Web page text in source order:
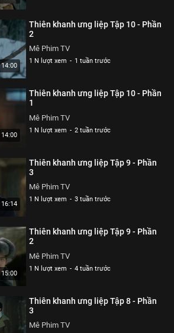
14:00
Thiên khanh ưng liệp Tập 10 - Phần
2
Mê Phim TV
1 N lượt xem - 1 tuần trước
14:00
Thiên khanh ưng liệp Tập 10 - Phần
1
Mê Phim TV
1 N lượt xem - 2 tuần trước
16:14
Thiên khanh ưng liệp Tập 9 - Phần
3
Mê Phim TV
1 N lượt xem - 3 tuần trước
15:00
Thiên khanh ưng liệp Tập 9 - Phần
2
Mê Phim TV
1 N lượt xem - 4 tuần trước
Thiên khanh ưng liệp Tập 8 - Phần
3
Mê Phim TV